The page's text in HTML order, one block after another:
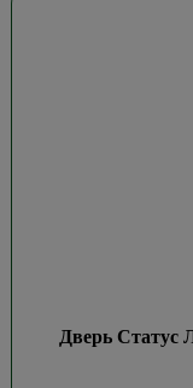
Дверь